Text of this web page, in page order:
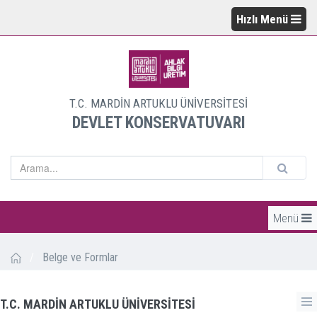
Hızlı Menü
T.C. MARDİN ARTUKLU ÜNİVERSİTESİ
DEVLET KONSERVATUVARI
Menü
Belge ve Formlar
T.C. MARDİN ARTUKLU ÜNİVERSİTESİ